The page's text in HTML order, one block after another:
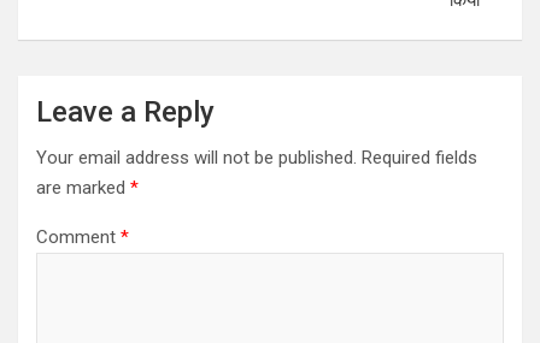
v
Leave a Reply
Your email address will not be published. Required fields
are marked *
Comment *